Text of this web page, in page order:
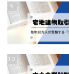
9
10